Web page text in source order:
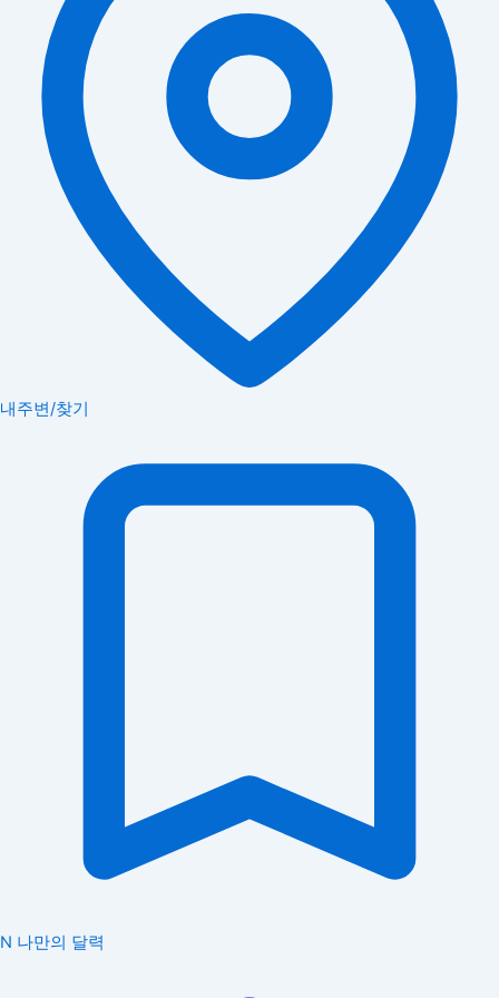
내주변/찾기
N 나만의 달력